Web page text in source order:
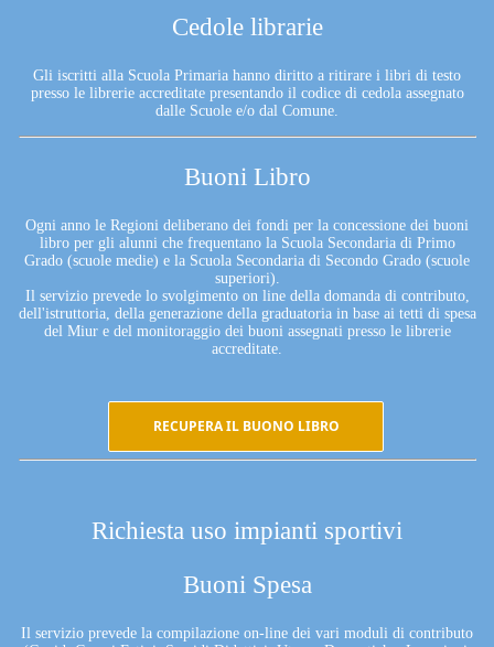
Cedole librarie
Gli iscritti alla Scuola Primaria hanno diritto a ritirare i libri di testo
presso le librerie accreditate presentando il codice di cedola assegnato
dalle Scuole e/o dal Comune.
Buoni Libro
Ogni anno le Regioni deliberano dei fondi per la concessione dei buoni
libro per gli alunni che frequentano la Scuola Secondaria di Primo
Grado (scuole medie) e la Scuola Secondaria di Secondo Grado (scuole
superiori).
Il servizio prevede lo svolgimento on line della domanda di contributo,
dell'istruttoria, della generazione della graduatoria in base ai tetti di spesa
del Miur e del monitoraggio dei buoni assegnati presso le librerie
accreditate.
RECUPERA IL BUONO LIBRO
Richiesta uso impianti sportivi
Buoni Spesa
Il servizio prevede la compilazione on-line dei vari moduli di contributo